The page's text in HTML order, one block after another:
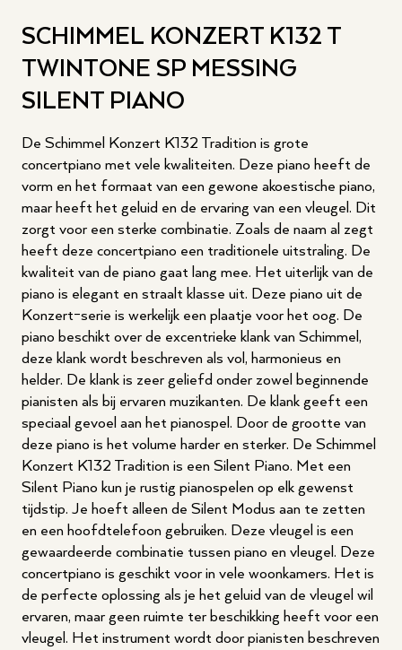
SCHIMMEL KONZERT K132 T
TWINTONE SP MESSING
SILENT PIANO
De Schimmel Konzert K132 Tradition is grote
concertpiano met vele kwaliteiten. Deze piano heeft de
vorm en het formaat van een gewone akoestische piano,
maar heeft het geluid en de ervaring van een vleugel. Dit
zorgt voor een sterke combinatie. Zoals de naam al zegt
heeft deze concertpiano een traditionele uitstraling. De
kwaliteit van de piano gaat lang mee. Het uiterlijk van de
piano is elegant en straalt klasse uit. Deze piano uit de
Konzert-serie is werkelijk een plaatje voor het oog. De
piano beschikt over de excentrieke klank van Schimmel,
deze klank wordt beschreven als vol, harmonieus en
helder. De klank is zeer geliefd onder zowel beginnende
pianisten als bij ervaren muzikanten. De klank geeft een
speciaal gevoel aan het pianospel. Door de grootte van
deze piano is het volume harder en sterker. De Schimmel
Konzert K132 Tradition is een Silent Piano. Met een
Silent Piano kun je rustig pianospelen op elk gewenst
tijdstip. Je hoeft alleen de Silent Modus aan te zetten
en een hoofdtelefoon gebruiken. Deze vleugel is een
gewaardeerde combinatie tussen piano en vleugel. Deze
concertpiano is geschikt voor in vele woonkamers. Het is
de perfecte oplossing als je het geluid van de vleugel wil
ervaren, maar geen ruimte ter beschikking heeft voor een
vleugel. Het instrument wordt door pianisten beschreven